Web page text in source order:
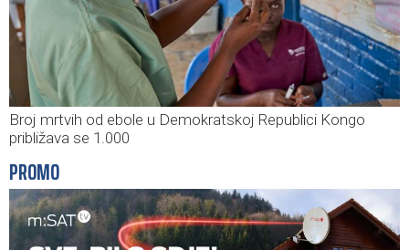
Broj mrtvih od ebole u Demokratskoj Republici Kongo
približava se 1.000
PROMO